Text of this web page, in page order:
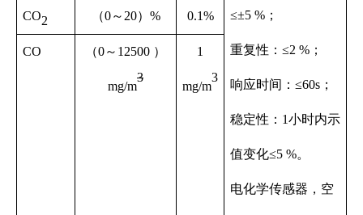
≤±5 %；
重复性：≤2 %；
响应时间：≤60s；
稳定性：1小时内示
值变化≤5 %。
电化学传感器，空
CO2 （0～ 20）% 0.1%
CO （0～ 12500 ）
mg/m
3
1
mg/m
3